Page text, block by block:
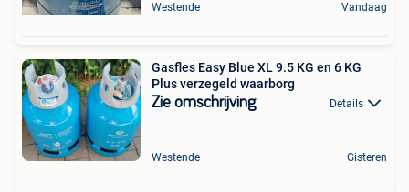
Westende Vandaag
Gasfles Easy Blue XL 9.5 KG en 6 KG
Plus verzegeld waarborg
Zie omschrijving Details
Westende Gisteren